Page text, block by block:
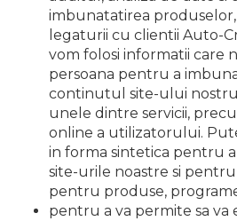
imbunatatirea produselor,
legaturii cu clientii Auto-
vom folosi informatii care
persoana pentru a
continutul site-ului
unele dintre servicii,
online a utilizatorului.
in forma sintetica pentru
site-urile noastre si
pentru produse, programe
pentru a va permite sa va